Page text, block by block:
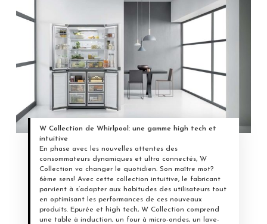
W Collection de Whirlpool: une gamme high tech et
intuitive
En phase avec les nouvelles attentes des
consommateurs dynamiques et ultra connectés, W
Collection va changer le quotidien. Son maître mot?
6ème sens! Avec cette collection intuitive, le fabricant
parvient à s’adapter aux habitudes des utilisateurs tout
en optimisant les performances de ces nouveaux
produits. Epurée et high tech, W Collection comprend
une table à induction, un four à micro-ondes, un lave-